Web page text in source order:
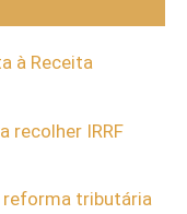
à Receita
recolher IRRF
reforma tributária